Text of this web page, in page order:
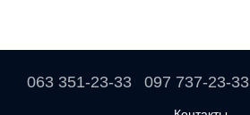
063 351-23-33 097 737-23-33